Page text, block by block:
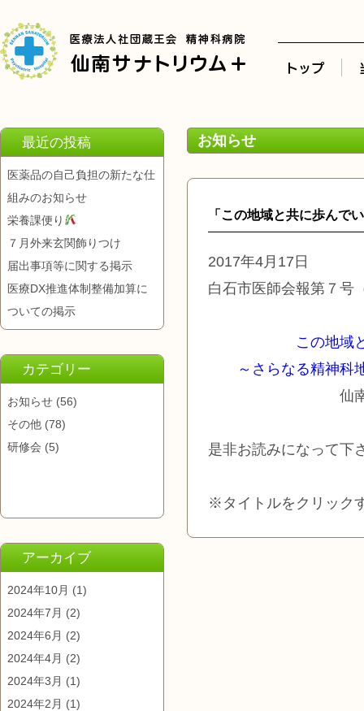
最近の投稿
医薬品の自己負担の新たな仕
組みのお知らせ
栄養課便り
７月外来玄関飾りつけ
届出事項等に関する掲示
医療DX推進体制整備加算に
ついての掲示
カテゴリー
お知らせ (56)
その他 (78)
研修会 (5)
アーカイブ
2024年10月 (1)
2024年7月 (2)
2024年6月 (2)
2024年4月 (2)
2024年3月 (1)
2024年2月 (1)
お知らせ
「この地域と共に歩ん
2017年4月17日
白石市医師会報第７号
この地域
～さらなる精神科
仙南サナト
是非お読みになって下
※タイトルをクリック